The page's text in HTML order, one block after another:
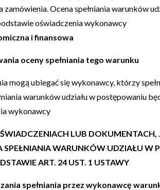
Ocena spełniania warunków
oświadczenia wykonawcy
i finansowa
oceny spełniania tego warunku
mogą ubiegać się wykonawcy, którzy
warunków udziału w postępowaniu
wykonawcy
LUB
SPEŁNIANIA WARUNKÓW UDZIAŁU W
ART. 24 UST. 1 USTAWY
spełniania przez wykonawcę